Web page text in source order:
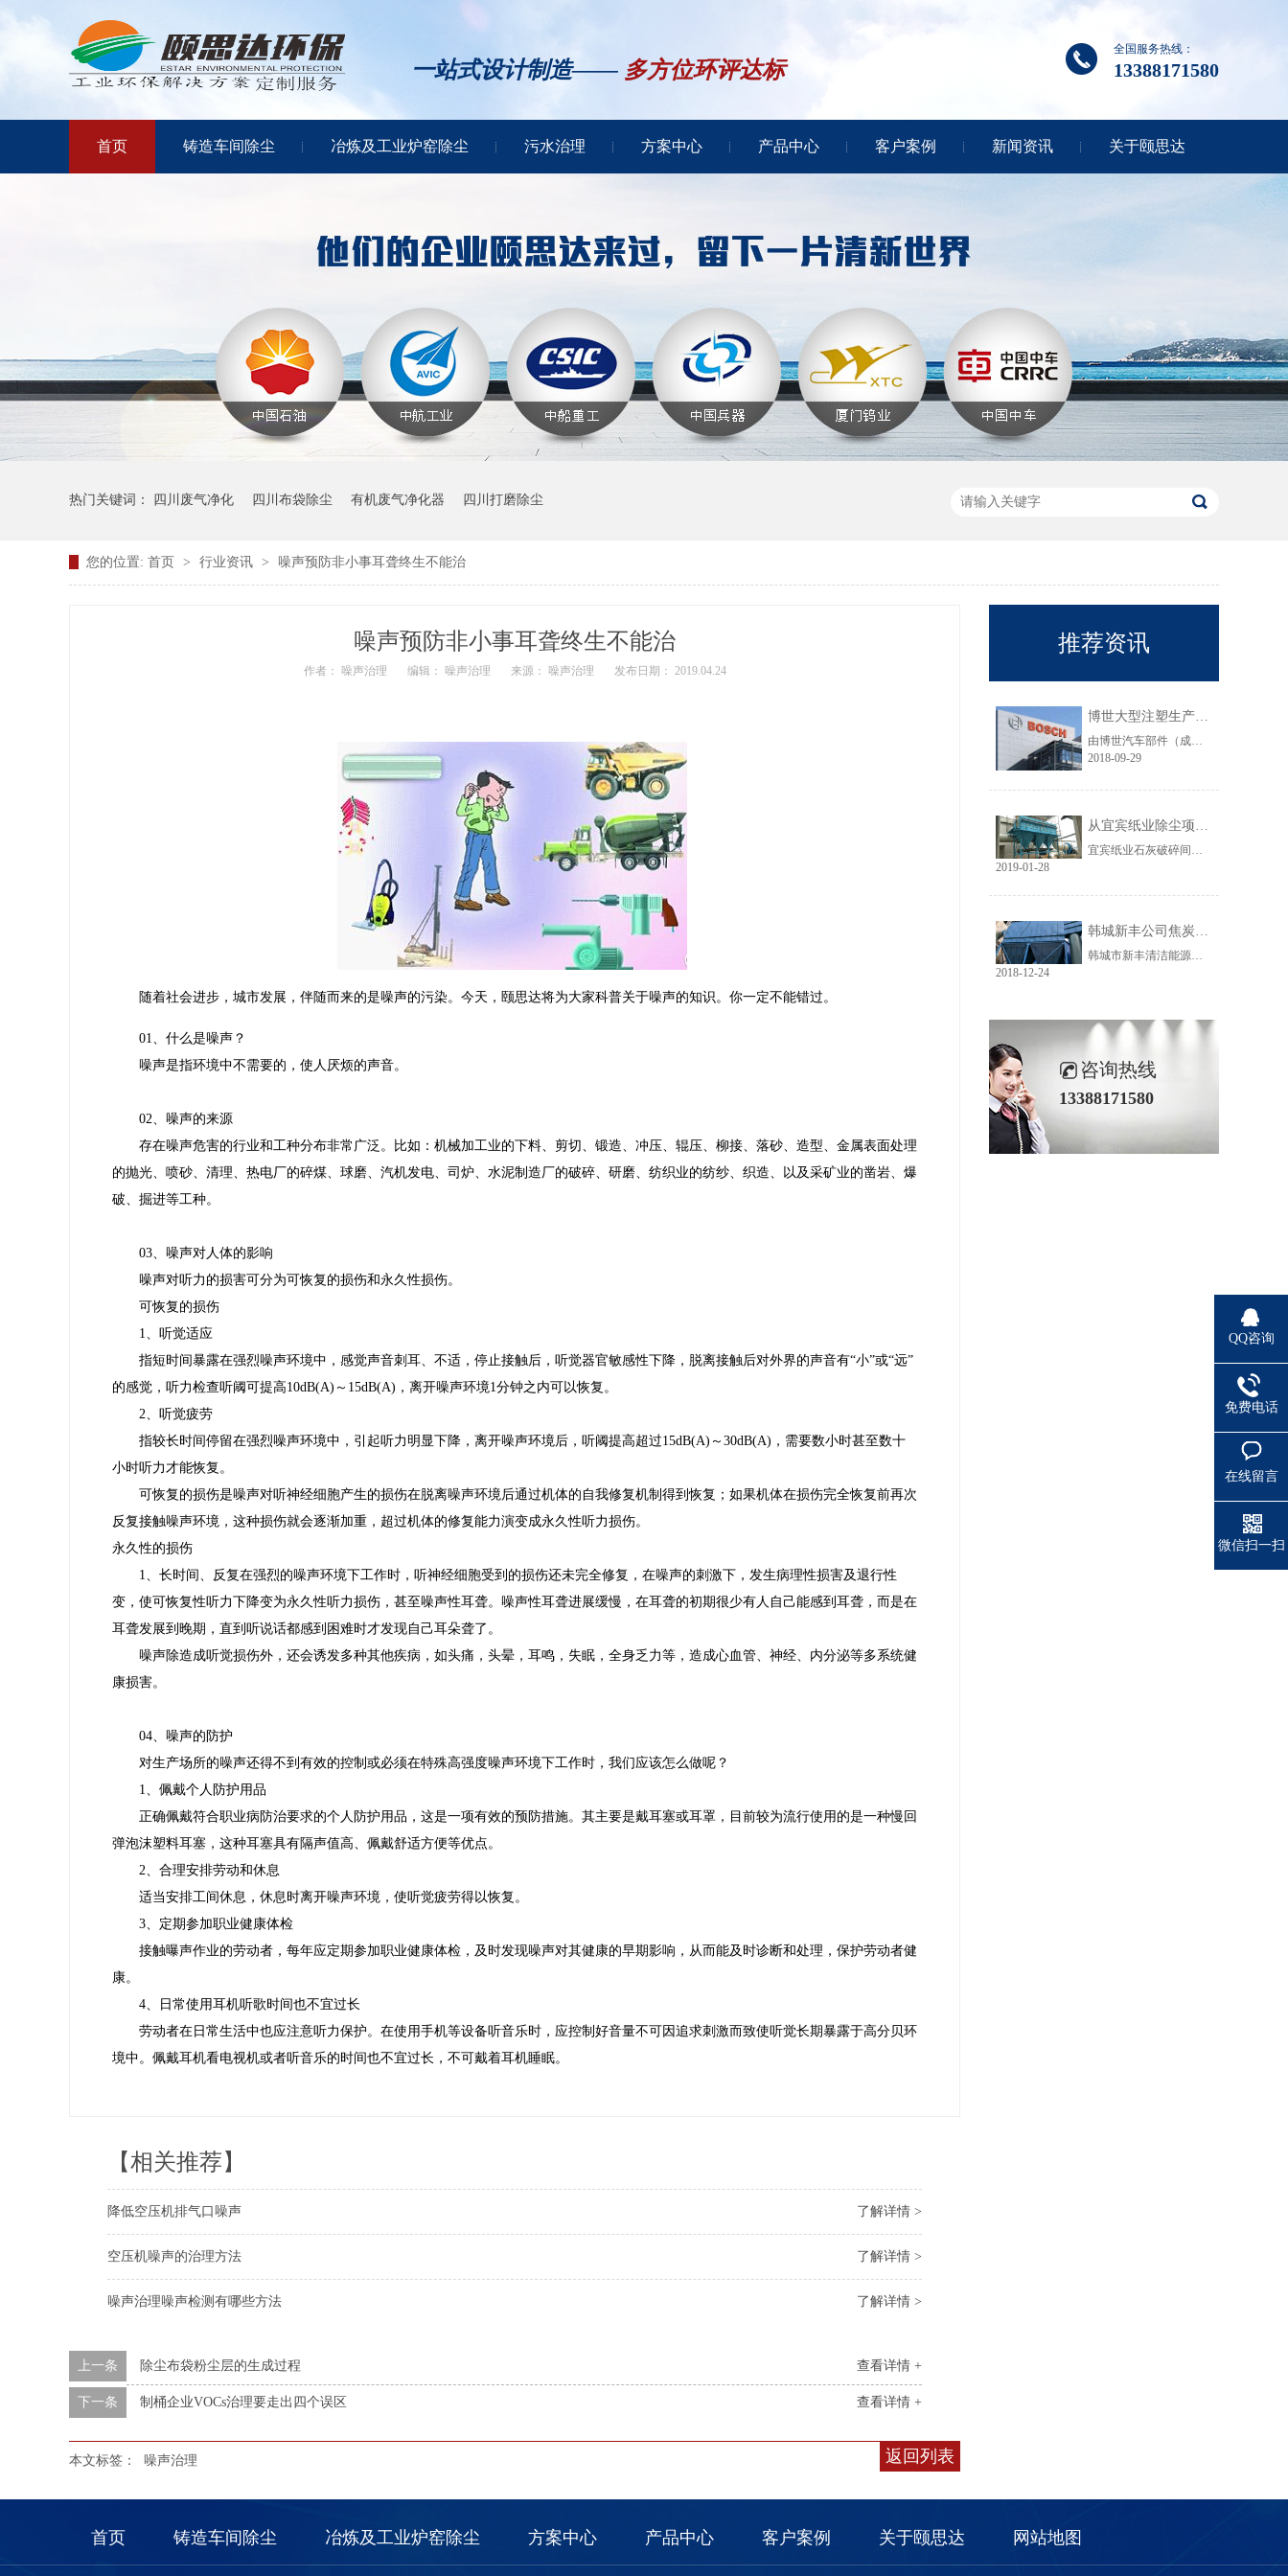
一站式设计制造—— 多方位环评达标
全国服务热线：
13388171580
首页 铸造车间除尘 冶炼及工业炉窑除尘 污水治理 方案中心 产品中心 客户案例 新闻资讯 关于颐思达
热门关键词： 四川废气净化 四川布袋除尘 有机废气净化器 四川打磨除尘
您的位置: 首页 > 行业资讯 > 噪声预防非小事耳聋终生不能治
噪声预防非小事耳聋终生不能治
作者： 噪声治理 编辑： 噪声治理 来源： 噪声治理 发布日期： 2019.04.24
随着社会进步，城市发展，伴随而来的是噪声的污染。今天，颐思达将为大家科普关于噪声的知识。你一定不能错过。
01、什么是噪声？
噪声是指环境中不需要的，使人厌烦的声音。
02、噪声的来源
存在噪声危害的行业和工种分布非常广泛。比如：机械加工业的下料、剪切、锻造、冲压、辊压、柳接、落砂、造型、金属表面处理
的抛光、喷砂、清理、热电厂的碎煤、球磨、汽机发电、司炉、水泥制造厂的破碎、研磨、纺织业的纺纱、织造、以及采矿业的凿岩、爆
破、掘进等工种。
03、噪声对人体的影响
噪声对听力的损害可分为可恢复的损伤和永久性损伤。
可恢复的损伤
1、听觉适应
指短时间暴露在强烈噪声环境中，感觉声音刺耳、不适，停止接触后，听觉器官敏感性下降，脱离接触后对外界的声音有“小”或“远”
的感觉，听力检查听阈可提高10dB(A)～15dB(A)，离开噪声环境1分钟之内可以恢复。
2、听觉疲劳
指较长时间停留在强烈噪声环境中，引起听力明显下降，离开噪声环境后，听阈提高超过15dB(A)～30dB(A)，需要数小时甚至数十
小时听力才能恢复。
可恢复的损伤是噪声对听神经细胞产生的损伤在脱离噪声环境后通过机体的自我修复机制得到恢复；如果机体在损伤完全恢复前再次
反复接触噪声环境，这种损伤就会逐渐加重，超过机体的修复能力演变成永久性听力损伤。
永久性的损伤
1、长时间、反复在强烈的噪声环境下工作时，听神经细胞受到的损伤还未完全修复，在噪声的刺激下，发生病理性损害及退行性
变，使可恢复性听力下降变为永久性听力损伤，甚至噪声性耳聋。噪声性耳聋进展缓慢，在耳聋的初期很少有人自己能感到耳聋，而是在
耳聋发展到晚期，直到听说话都感到困难时才发现自己耳朵聋了。
噪声除造成听觉损伤外，还会诱发多种其他疾病，如头痛，头晕，耳鸣，失眠，全身乏力等，造成心血管、神经、内分泌等多系统健
康损害。
04、噪声的防护
对生产场所的噪声还得不到有效的控制或必须在特殊高强度噪声环境下工作时，我们应该怎么做呢？
1、佩戴个人防护用品
正确佩戴符合职业病防治要求的个人防护用品，这是一项有效的预防措施。其主要是戴耳塞或耳罩，目前较为流行使用的是一种慢回
弹泡沫塑料耳塞，这种耳塞具有隔声值高、佩戴舒适方便等优点。
2、合理安排劳动和休息
适当安排工间休息，休息时离开噪声环境，使听觉疲劳得以恢复。
3、定期参加职业健康体检
接触曝声作业的劳动者，每年应定期参加职业健康体检，及时发现噪声对其健康的早期影响，从而能及时诊断和处理，保护劳动者健
康。
4、日常使用耳机听歌时间也不宜过长
劳动者在日常生活中也应注意听力保护。在使用手机等设备听音乐时，应控制好音量不可因追求刺激而致使听觉长期暴露于高分贝环
境中。佩戴耳机看电视机或者听音乐的时间也不宜过长，不可戴着耳机睡眠。
【相关推荐】
了解详情 >
降低空压机排气口噪声
了解详情 >
空压机噪声的治理方法
了解详情 >
噪声治理噪声检测有哪些方法
查看详情 +
上一条 除尘布袋粉尘层的生成过程
查看详情 +
下一条 制桶企业VOCs治理要走出四个误区
返回列表
本文标签： 噪声治理
推荐资讯
博世大型注塑生产线VOC净化工程圆满结束
由博世汽车部件（成都）有限公司委托颐思达设计、制造、安装的大型注塑生产线废气净化工程项目于近日全部竣工，试运行效果显示，运行结果完全符合设计要求。
2018-09-29
从宜宾纸业除尘项目成功范例看低成本环保
宜宾纸业石灰破碎间除尘工程于近期完工，在不足30立方的空间内集成了超过三个篮球场大小的过滤面积，处理风量达每小时7万立方，实现了小体积除尘器处理大风量，开启低成本环保的时代，给处在环保高压政策下不堪重负的企业主们带来福音......
2019-01-28
韩城新丰公司焦炭输送线除尘工程完美收官
韩城市新丰清洁能源科技有限公司隶属于上市公司黑猫焦化，焦炭输送线除尘系统于近期完美收官。该输送线共计500多米长，通过布置在高空走廊里的输送皮带连接为一条完整的生产线，过程分为投料、破碎、筛分、传送等工艺。整条输送线分四个转运站、两条分流线，将制备好的焦炭送入煤气生产工段。各个工艺阶段均有大量焦炭粉尘产生，这不仅严重影响现场职业卫生，而且因产尘点高，污染面覆盖范围广。
2018-12-24
咨询热线
13388171580
首页 铸造车间除尘 冶炼及工业炉窑除尘 方案中心 产品中心 客户案例 关于颐思达 网站地图
QQ咨询
免费电话
在线留言
微信扫一扫